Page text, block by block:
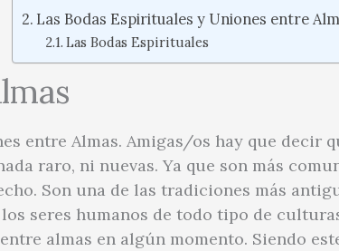
Las Bodas Espirituales y Uniones entre
Las Bodas Espirituales
entre Almas. Amigas/os hay que decir
raro, ni nuevas. Ya que son más
Son una de las tradiciones más
seres humanos de todo tipo de
almas en algún momento. Siendo